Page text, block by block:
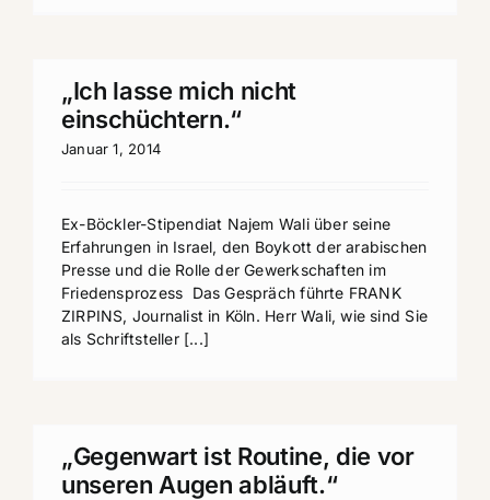
„Ich lasse mich nicht
einschüchtern.“
Januar 1, 2014
Ex-Böckler-Stipendiat Najem Wali über seine
Erfahrungen in Israel, den Boykott der arabischen
Presse und die Rolle der Gewerkschaften im
Friedensprozess Das Gespräch führte FRANK
ZIRPINS, Journalist in Köln. Herr Wali, wie sind Sie
als Schriftsteller [...]
„Gegenwart ist Routine, die vor
unseren Augen abläuft.“